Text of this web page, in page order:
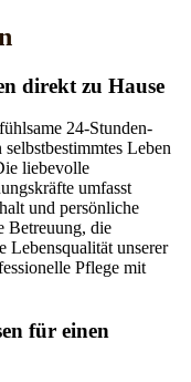
direkt zu Hause
24-Stunden-
Leben
liebevolle
umfasst
und persönliche
Betreuung, die
Lebensqualität unserer
Pflege mit
für einen